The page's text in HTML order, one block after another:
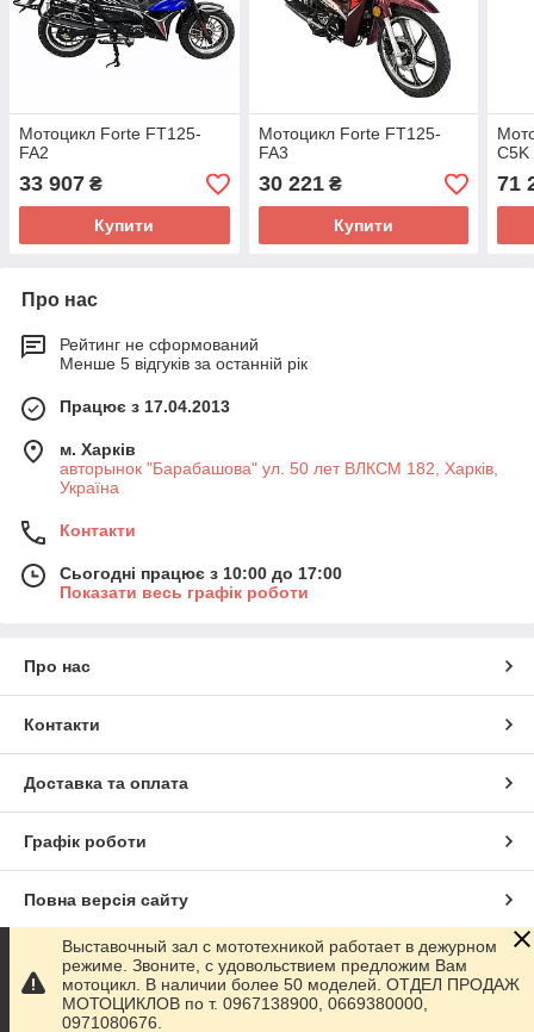
Мотоцикл Forte FT125-
FA2
33 907 ₴
Купити
Мотоцикл Forte FT125-
FA3
30 221₴
Купити
C5K
71
Про нас
Рейтинг не сформований
Менше 5 відгуків за останній рік
Працює з 17.04.2013
м. Харків
авторынок "Барабашова" ул. 50 лет ВЛКСМ 182, Харків,
Україна
Контакти
Сьогодні працює з 10:00 до 17:00
Показати весь графік роботи
Про нас
Контакти
Доставка та оплата
Графік роботи
Повна версія сайту
Сайт створено на маркетплейсіProm.ua
Політика конфіденційності
Выставочный зал с мототехникой работает в дежурном
режиме. Звоните, с удовольствием предложим Вам
мотоцикл. В наличии более 50 моделей. ОТДЕЛ ПРОДАЖ
МОТОЦИКЛОВ по т. 0967138900, 0669380000,
0971080676.